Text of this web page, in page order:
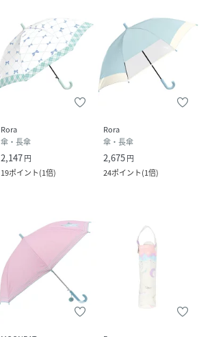
Rora
傘・長傘
2,147円
19ポイント(1倍)
Rora
傘・長傘
2,675円
24ポイント(1倍)